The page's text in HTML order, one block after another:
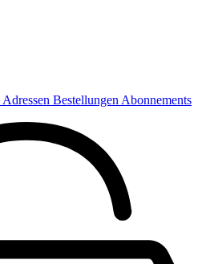
Adressen Bestellungen Abonnements